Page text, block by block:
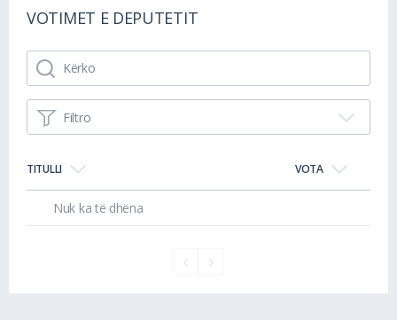
VOTIMET E DEPUTETIT
Filtro
TITULLI VOTA
Nuk ka të dhëna